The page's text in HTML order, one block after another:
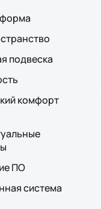
подвеска
комфорт
ПО
система